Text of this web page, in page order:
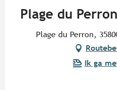
Plage du Perron
Plage du Perron,
Ik ga